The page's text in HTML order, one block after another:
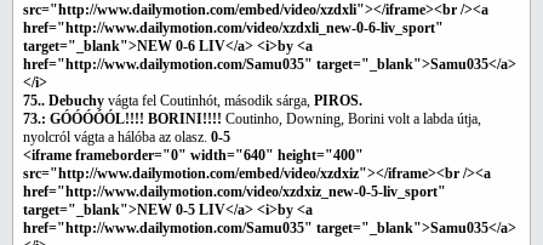
src="http://www.dailymotion.com/embed/video/xzdxli"></iframe><br /><a
href="http://www.dailymotion.com/video/xzdxli_new-0-6-liv_sport"
target="_blank">NEW 0-6 LIV</a> <i>by <a
href="http://www.dailymotion.com/Samu035" target="_blank">Samu035</a>
</i>
75.. Debuchy vágta fel Coutinhót, második sárga, PIROS.
73.: GÓÓÓÓÓL!!!! BORINI!!!! Coutinho, Downing, Borini volt a labda útja,
nyolcról vágta a hálóba az olasz. 0-5
<iframe frameborder="0" width="640" height="400"
src="http://www.dailymotion.com/embed/video/xzdxiz"></iframe><br /><a
href="http://www.dailymotion.com/video/xzdxiz_new-0-5-liv_sport"
target="_blank">NEW 0-5 LIV</a> <i>by <a
href="http://www.dailymotion.com/Samu035" target="_blank">Samu035</a>